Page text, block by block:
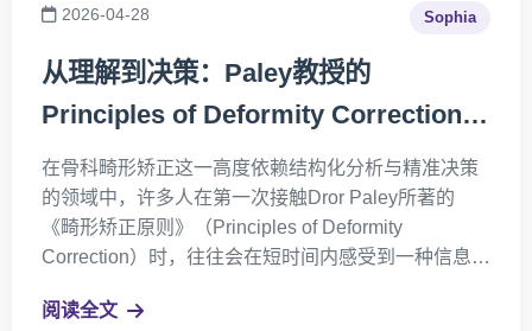
2026-04-28 Sophia
从理解到决策：Paley教授的
Principles of Deformity Correction如
何成为畸形矫正领域真正可落地的学习
框架
在骨科畸形矫正这一高度依赖结构化分析与精准决策
的领域中，许多人在第一次接触Dror Paley所著的
《畸形矫正原则》（Principles of Deformity
Correction）时，往往会在短时间内感受到一种信息密
不来源于知识的晦涩，而更多源于缺乏一个清晰的学
阅读全文